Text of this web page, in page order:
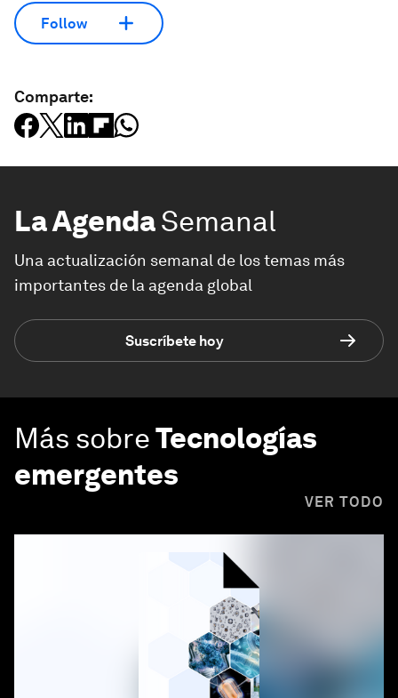
Follow
Comparte:
La AgendaSemanal
Una actualización semanal de los temas más
importantes de la agenda global
Suscríbete hoy
Más sobreTecnologías
emergentes
VER TODO